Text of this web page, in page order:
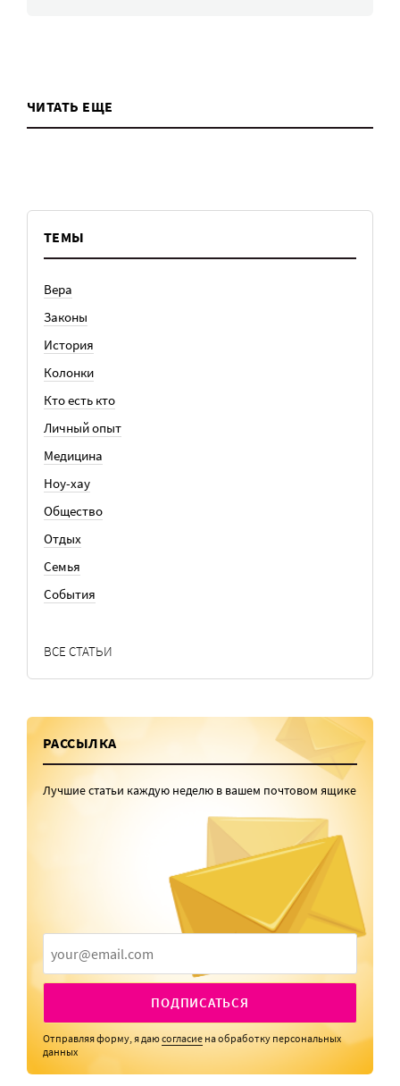
ЧИТАТЬ ЕЩЕ
ТЕМЫ
Вера
Законы
История
Колонки
Кто есть кто
Личный опыт
Медицина
Ноу-хау
Общество
Отдых
Семья
События
ВСЕ СТАТЬИ
РАССЫЛКА
Лучшие статьи каждую неделю в вашем почтовом ящике
ПОДПИСАТЬСЯ
Отправляя форму, я даюсогласие на обработку персональных
данных